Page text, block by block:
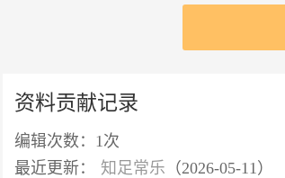
资料贡献记录
编辑次数： 1次
最近更新：
知足常乐 （2026-05-11）